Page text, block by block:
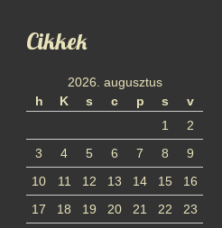
Cikkek
2026. augusztus
h
K s c p s
v
1
2
3
4 5 6 7 8
9
10
11 12 13 14 15
16
17
18 19 20 21 22
23